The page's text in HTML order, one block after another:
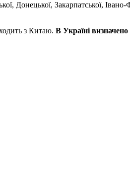
Донецької, Закарпатської, Івано-
з Китаю. В Україні